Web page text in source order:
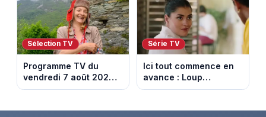
financières
Sélection TV
Programme TV du
vendredi 7 août 2026 :
notre sélection pour
Série TV
Ici tout commence en
avance : Loup
découvre la trahison
10 août 2026 (spoiler)